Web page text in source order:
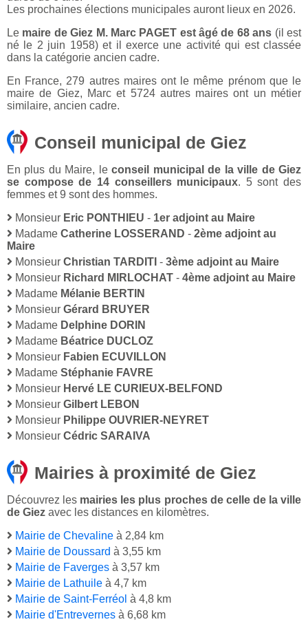
Les prochaines élections municipales auront lieux en 2026.
Le maire de Giez M. Marc PAGET est âgé de 68 ans (il est
né le 2 juin 1958) et il exerce une activité qui est classée
dans la catégorie ancien cadre.
En France, 279 autres maires ont le même prénom que le
maire de Giez, Marc et 5724 autres maires ont un métier
similaire, ancien cadre.
Conseil municipal de Giez
En plus du Maire, leconseil municipal de la ville de Giez
se compose de 14 conseillers municipaux. 5 sont des
femmes et 9 sont des hommes.
Monsieur Eric PONTHIEU - 1er adjoint au Maire
Madame Catherine LOSSERAND - 2ème adjoint au
Maire
Monsieur Christian TARDITI - 3ème adjoint au Maire
Monsieur Richard MIRLOCHAT - 4ème adjoint au Maire
Madame Mélanie BERTIN
Monsieur Gérard BRUYER
Madame Delphine DORIN
Madame Béatrice DUCLOZ
Monsieur Fabien ECUVILLON
Madame Stéphanie FAVRE
Monsieur Hervé LE CURIEUX-BELFOND
Monsieur Gilbert LEBON
Monsieur Philippe OUVRIER-NEYRET
Monsieur Cédric SARAIVA
Mairies à proximité de Giez
Découvrez les mairies les plus proches de celle de la ville
de Giez avec les distances en kilomètres.
Mairie de Chevaline à 2,84 km
Mairie de Doussard à 3,55 km
Mairie de Faverges à 3,57 km
Mairie de Lathuile à 4,7 km
Mairie de Saint-Ferréol à 4,8 km
Mairie d'Entrevernes à 6,68 km